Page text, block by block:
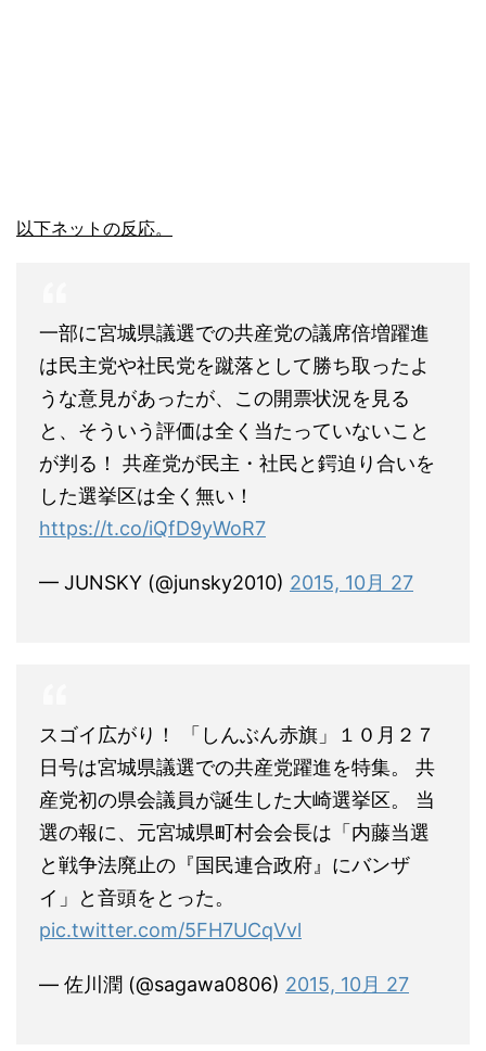
以下ネットの反応。
一部に宮城県議選での共産党の議席倍増躍進
は民主党や社民党を蹴落として勝ち取ったよ
うな意見があったが、この開票状況を見る
と、そういう評価は全く当たっていないこと
が判る！ 共産党が民主・社民と鍔迫り合いを
した選挙区は全く無い！
https://t.co/iQfD9yWoR7
— JUNSKY (@junsky2010) 2015, 10月 27
スゴイ広がり！ 「しんぶん赤旗」１０月２７
日号は宮城県議選での共産党躍進を特集。 共
産党初の県会議員が誕生した大崎選挙区。 当
選の報に、元宮城県町村会会長は「内藤当選
と戦争法廃止の『国民連合政府』にバンザ
イ」と音頭をとった。
pic.twitter.com/5FH7UCqVvl
— 佐川潤 (@sagawa0806) 2015, 10月 27